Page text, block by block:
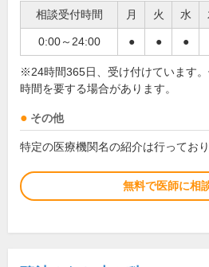
相談受付時間 月 火 水
0:00～24:00 ● ● ●
※24時間365日、受け付けています
時間を要する場合があります。
その他
特定の医療機関名の紹介は行っており
無料で医師に相